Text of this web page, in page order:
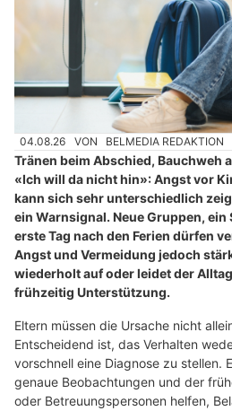
04.08.26 VON BELMEDIA REDAKTION
Tränen beim Abschied, Bauchweh
«Ich will da nicht hin»: Angst vor
kann sich sehr unterschiedlich
ein Warnsignal. Neue Gruppen,
erste Tag nach den Ferien dürfen
Angst und Vermeidung jedoch
wiederholt auf oder leidet der
frühzeitig Unterstützung.
Eltern müssen die Ursache nicht
Entscheidend ist, das Verhalten
vorschnell eine Diagnose zu stellen.
genaue Beobachtungen und der
oder Betreuungspersonen helfen,